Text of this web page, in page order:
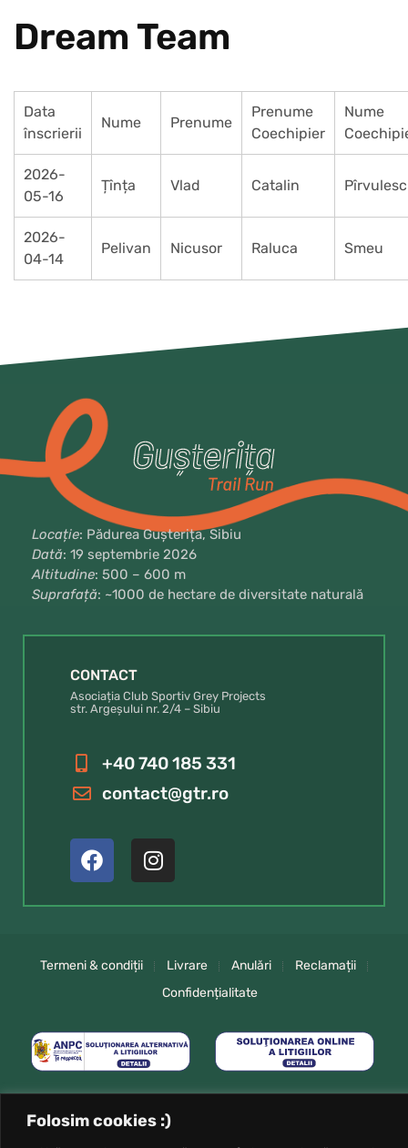
Folosim cookies :)
Dream Team
Data
înscrierii
Nume Prenume
Prenume
Coechipier
Nume
2026-
05-16
Țînța Vlad Catalin
2026-
04-14
Pelivan Nicusor Raluca Smeu
Locație: Pădurea Gușterița, Sibiu
Dată: 19 septembrie 2026
Altitudine: 500 – 600 m
Suprafață: ~1000 de hectare de diversitate naturală
CONTACT
Asociația Club Sportiv Grey Projects
str. Argeșului nr. 2/4 – Sibiu
+40 740 185 331
contact@gtr.ro
Termeni & condiții Livrare Anulări
Reclamații
Confidențialitate